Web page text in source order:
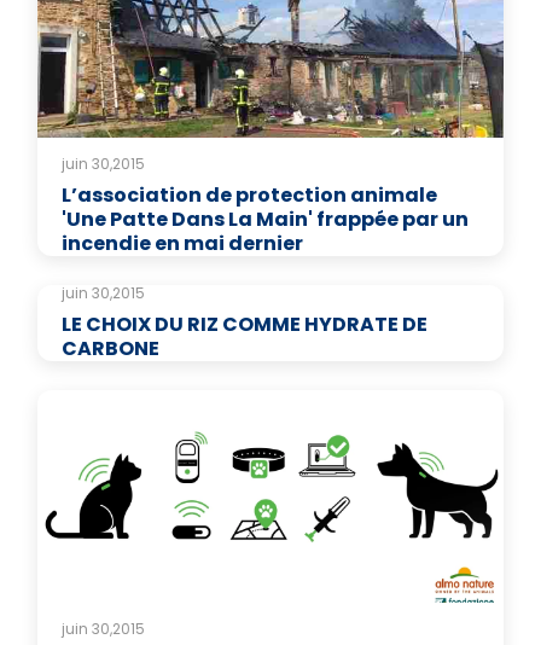
juin 30,2015
L’association de protection animale
'Une Patte Dans La Main' frappée par un
incendie en mai dernier
juin 30,2015
LE CHOIX DU RIZ COMME HYDRATE DE
CARBONE
juin 30,2015